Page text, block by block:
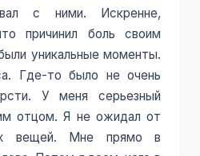
с ними. Искренне,
причинил боль своим
уникальные моменты.
Где-то было не очень
У меня серьезный
отцом. Я не ожидал от
вещей. Мне прямо в